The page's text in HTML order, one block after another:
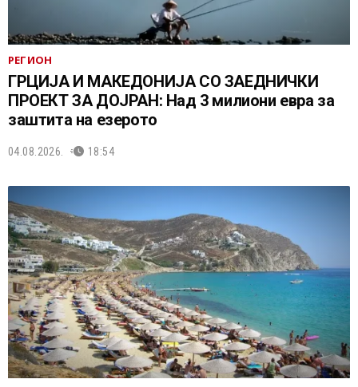
РЕГИОН
ГРЦИЈА И МАКЕДОНИЈА СО ЗАЕДНИЧКИ
ПРОЕКТ ЗА ДОЈРАН: Над 3 милиони евра за
заштита на езерото
04.08.2026. 18:54